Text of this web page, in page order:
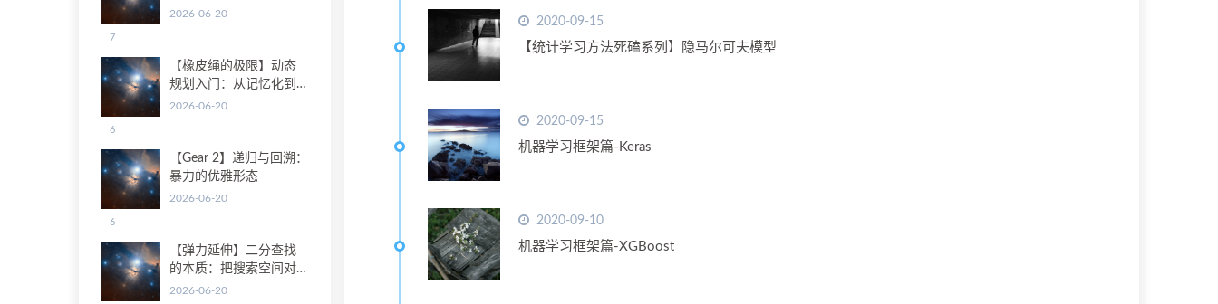
2020-09-15
【统计学习方法死磕系列】隐马尔可夫模型
2020-09-15
机器学习框架篇-Keras
2020-09-10
机器学习框架篇-XGBoost
要记住3种
2026-06-20
7
【橡皮绳的极限】动态
规划入门：从记忆化到
状态转移
2026-06-20
6
【Gear 2】递归与回溯：
暴力的优雅形态
2026-06-20
6
【弹力延伸】二分查找
的本质：把搜索空间对
折再对折
2026-06-20